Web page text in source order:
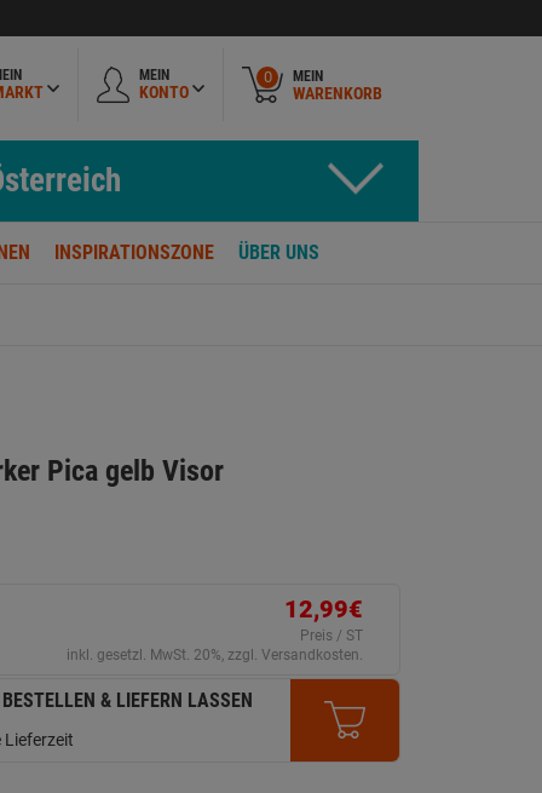
MEIN
KONTO
0 MEIN
WARENKORB
INSPIRATIONSZONE ÜBER UNS
Pica gelb Visor
12,99€
Preis / ST
inkl. gesetzl. MwSt. 20%, zzgl. Versandkosten.
& LIEFERN LASSEN
Lieferzeit